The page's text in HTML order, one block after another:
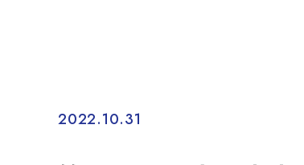
2022.10.31